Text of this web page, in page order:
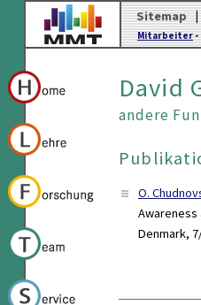
Sitemap |
Mitarbeiter-
David
andere
O.
Awareness
Denmark,